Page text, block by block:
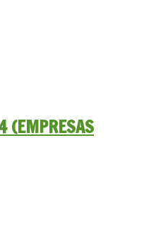
(EMPRESAS